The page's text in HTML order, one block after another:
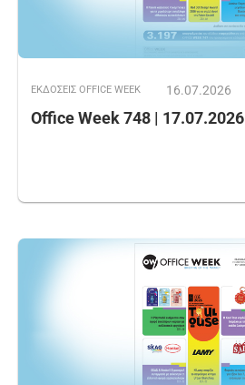
ΕΚΔOΣΕΙΣ OFFICE WEEK 16.07.2026
Office Week 748 | 17.07.2026